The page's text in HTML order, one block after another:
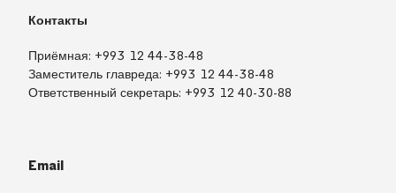
Контакты
Приёмная: +993 12 44-38-48
Заместитель главреда: +993 12 44-38-48
Ответственный секретарь: +993 12 40-30-88
Email